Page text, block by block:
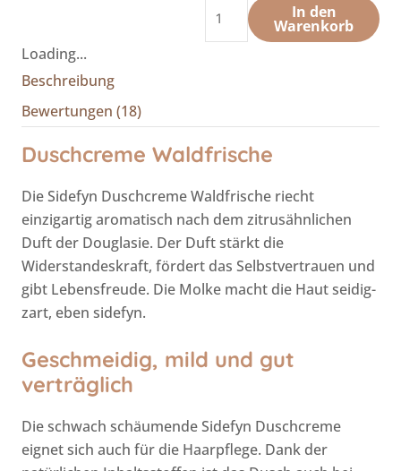
In den
Warenkorb
Loading...
Beschreibung
Bewertungen (18)
Duschcreme Waldfrische
Die Sidefyn Duschcreme Waldfrische riecht
einzigartig aromatisch nach dem zitrusähnlichen
Duft der Douglasie. Der Duft stärkt die
Widerstandeskraft, fördert das Selbstvertrauen und
gibt Lebensfreude. Die Molke macht die Haut seidig-
zart, eben sidefyn.
Geschmeidig, mild und gut
verträglich
Die schwach schäumende Sidefyn Duschcreme
eignet sich auch für die Haarpflege. Dank der